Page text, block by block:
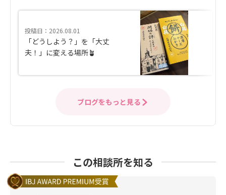
投稿日：2026.08.01
「どうしよう？」を「大丈
夫！」に変える場所🪴
ブログをもっと見る
この相談所を知る